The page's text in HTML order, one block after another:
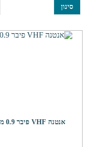
סינון
אנטנה VHF פיבר 0.9 מ׳